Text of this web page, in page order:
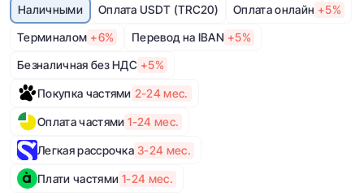
Наличными Оплата USDT (TRC20) Оплата онлайн +5%
Терминалом +6% Перевод на IBAN +5%
Безналичная без НДС +5%
Покупка частями 2-24 мес.
Оплата частями 1-24 мес.
Легкая рассрочка 3-24 мес.
Плати частями 1-24 мес.